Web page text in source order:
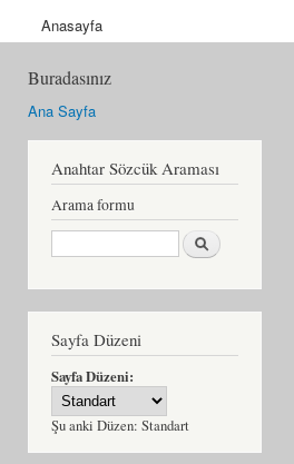
Anasayfa
Buradasınız
Ana Sayfa
Anahtar Sözcük Araması
Arama formu
Ara
Sayfa Düzeni
Sayfa Düzeni:
Şu anki Düzen: Standart